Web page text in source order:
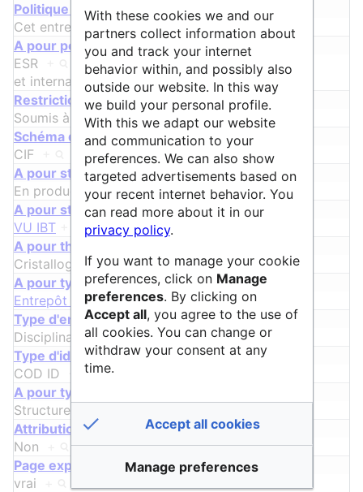
Politique de conservation des données
Cet entrepôt existe depuis 2004. +
A pour périmètre de communauté
ESR
thématique+ ,national+
et international+
Restrictions au dépôt
Soumis à la création d'un compte +
Schéma de métadonnées ᵖ
CIF
A pour statut
En production+
A pour structure
VU IBT
A pour thématique
Cristallographie +
A pour type
Entrepôt de données +
Type d'entrepôt ᵖ
Disciplinaire+
Type d'identifiant fourni ᵖ
COD ID
A pour type de données
Structures cristallines
Attribution d'identifiant pérenne ᵖ
Non
Page exportable
vrai
With these cookies we and our
partners collect information about
you and track your internet
behavior within, and possibly also
outside our website. In this way
we build your personal profile.
With this we adapt our website
and communication to your
preferences. We can also show
targeted advertisements based on
your recent internet behavior. You
can read more about it in our
privacy policy.
If you want to manage your cookie
preferences, click on Manage
preferences. By clicking on
Accept all, you agree to the use of
all cookies. You can change or
withdraw your consent at any
time.
Accept all cookies
Manage preferences